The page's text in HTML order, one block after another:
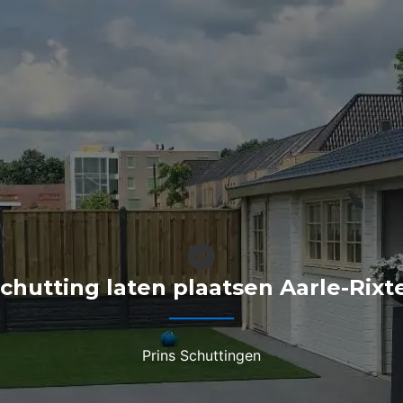
laten plaatsen Aarle-
Prins Schuttingen